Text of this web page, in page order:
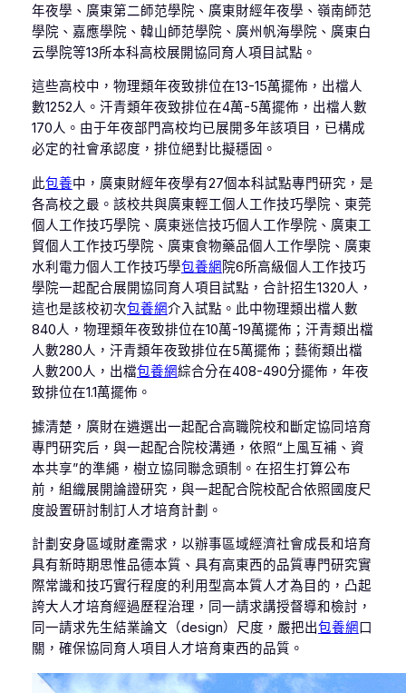
年夜學、廣東第二師范學院、廣東財經年夜學、嶺南師范
學院、嘉應學院、韓山師范學院、廣州帆海學院、廣東白
云學院等13所本科高校展開協同育人項目試點。
這些高校中，物理類年夜致排位在13-15萬擺佈，出檔人
數1252人。汗青類年夜致排位在4萬-5萬擺佈，出檔人數
170人。由于年夜部門高校均已展開多年該項目，已構成
必定的社會承認度，排位絕對比擬穩固。
此包養中，廣東財經年夜學有27個本科試點專門研究，是
各高校之最。該校共與廣東輕工個人工作技巧學院、東莞
個人工作技巧學院、廣東迷信技巧個人工作學院、廣東工
貿個人工作技巧學院、廣東食物藥品個人工作學院、廣東
水利電力個人工作技巧學包養網 院6所高級個人工作技巧
學院一起配合展開協同育人項目試點，合計招生1320人，
這也是該校初次包養網介入試點。此中物理類出檔人數
840人，物理類年夜致排位在10萬-19萬擺佈；汗青類出檔
人數280人，汗青類年夜致排位在5萬擺佈；藝術類出檔
人數200人，出檔包養網綜合分在408-490分擺佈，年夜
致排位在1.1萬擺佈。
據清楚，廣財在遴選出一起配合高職院校和斷定協同培育
專門研究后，與一起配合院校溝通，依照“上風互補、資
本共享”的準繩，樹立協同聯念頭制。在招生打算公布
前，組織展開論證研究，與一起配合院校配合依照國度尺
度設置研討制訂人才培育計劃。
計劃安身區域財產需求，以辦事區域經濟社會成長和培育
具有新時期思惟品德本質、具有高東西的品質專門研究實
際常識和技巧實行程度的利用型高本質人才為目的，凸起
誇大人才培育經過歷程治理，同一請求講授督導和檢討，
同一請求先生結業論文（design）尺度，嚴把出包養網口
關，確保協同育人項目人才培育東西的品質。